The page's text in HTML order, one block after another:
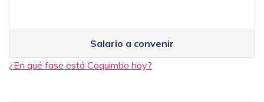
Salario a convenir
¿En qué fase está Coquimbo hoy?